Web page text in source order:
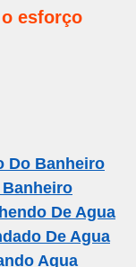
o esforço
Do Banheiro
De Agua
De Agua
Agua